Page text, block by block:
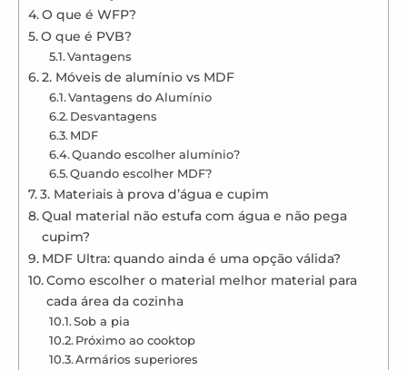
O que é WFP?
O que é PVB?
Vantagens
2. Móveis de alumínio vs MDF
Vantagens do Alumínio
Desvantagens
MDF
Quando escolher alumínio?
Quando escolher MDF?
3. Materiais à prova d’água e cupim
Qual material não estufa com água e não pega
cupim?
MDF Ultra: quando ainda é uma opção válida?
Como escolher o material melhor material para
cada área da cozinha
Sob a pia
Próximo ao cooktop
Armários superiores